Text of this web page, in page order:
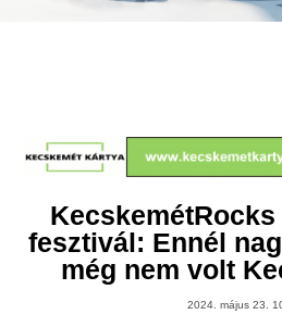
fesztivál: Ennél
még nem volt
2024. május 23.